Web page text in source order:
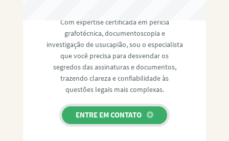
Com expertise certificada em perícia
grafotécnica, documentoscopia e
investigação de usucapião, sou o especialista
que você precisa para desvendar os
segredos das assinaturas e documentos,
trazendo clareza e confiabilidade às
questões legais mais complexas.
ENTRE EM CONTATO